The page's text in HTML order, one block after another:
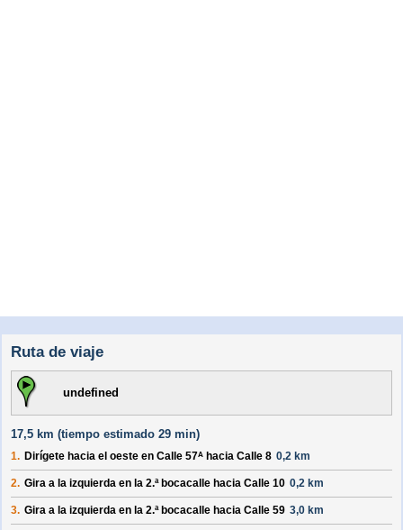
Ruta de viaje
undefined
17,5 km (tiempo estimado 29 min)
1. Dirígete hacia el oeste en Calle 57ᴬ hacia Calle 8 0,2 km
2. Gira a la izquierda en la 2.ª bocacalle hacia Calle 10 0,2 km
3. Gira a la izquierda en la 2.ª bocacalle hacia Calle 59 3,0 km